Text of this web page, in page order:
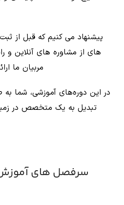
پیشنهاد می کنیم که قبل از
های از مشاوره های آنلاین و
مربیان ما
در این دوره‌های آموزشی، شما
تبدیل به یک متخصص در